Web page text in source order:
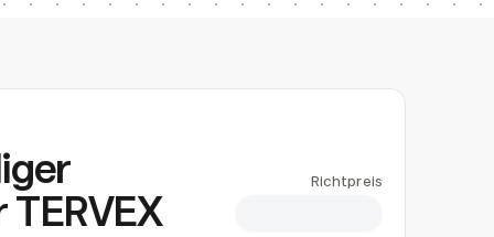
Richtpreis